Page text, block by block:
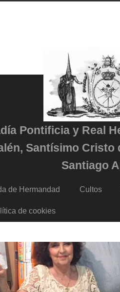
Pontificia y Real
Santísimo
Santiago
de Hermandad Cultos
de cookies